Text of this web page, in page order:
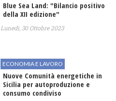
Blue Sea Land: "Bilancio positivo
della XII edizione"
Lunedì, 30 Ottobre 2023
ECONOMIA E LAVORO
Nuove Comunità energetiche in
Sicilia per autoproduzione e
consumo condiviso